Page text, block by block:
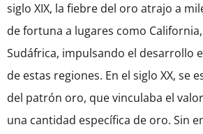
siglo XIX, la fiebre del oro atrajo a
de fortuna a lugares como
Sudáfrica, impulsando el desarrollo
de estas regiones. En el siglo XX, se
del patrón oro, que vinculaba el
una cantidad específica de oro. Sin